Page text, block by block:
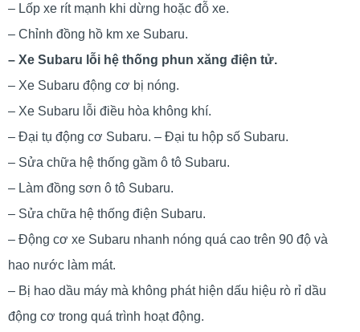
– Lốp xe rít mạnh khi dừng hoặc đỗ xe.
– Chỉnh đồng hồ km xe Subaru.
– Xe Subaru lỗi hệ thống phun xăng điện tử.
– Xe Subaru động cơ bị nóng.
– Xe Subaru lỗi điều hòa không khí.
– Đại tụ động cơ Subaru. – Đại tu hộp số Subaru.
– Sửa chữa hệ thống gầm ô tô Subaru.
– Làm đồng sơn ô tô Subaru.
– Sửa chữa hệ thống điện Subaru.
– Động cơ xe Subaru nhanh nóng quá cao trên 90 độ và
hao nước làm mát.
– Bị hao dầu máy mà không phát hiện dấu hiệu rò rỉ dầu
động cơ trong quá trình hoạt động.